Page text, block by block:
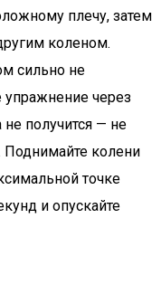
плечу, затем
коленом.
сильно не
через
не получится — не
Поднимайте колени
точке
и опускайте